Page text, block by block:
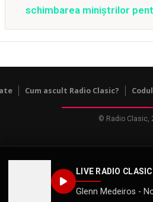
LIVE RADIO
Glenn Medeiros -
schimbarea miniștrilor
Cum ascult Radio Clasic?
© Radio Clasic,